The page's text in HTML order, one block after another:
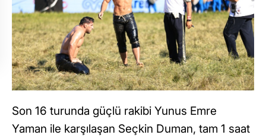
Son 16 turunda güçlü rakibi Yunus Emre
Yaman ile karşılaşan Seçkin Duman, tam 1 saat